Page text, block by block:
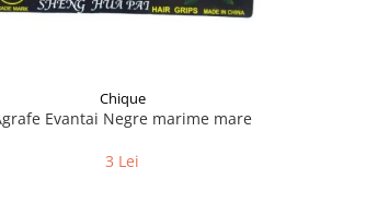
Chique
Evantai Negre marime mare
3 Lei